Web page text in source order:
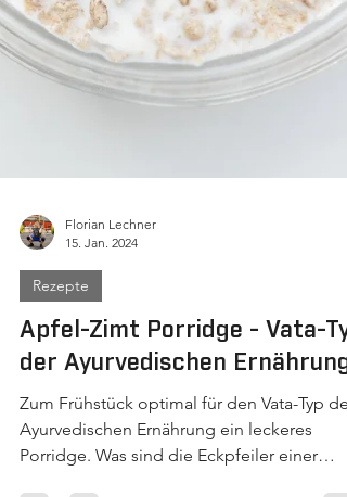
Florian Lechner
15. Jan. 2024
Rezepte